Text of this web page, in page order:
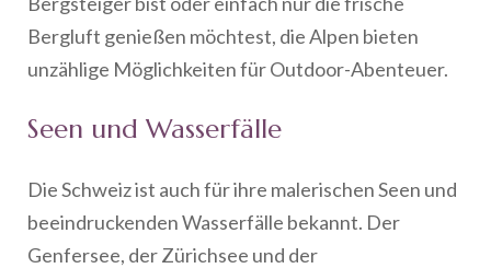
Bergluft genießen möchtest, die Alpen bieten
unzählige Möglichkeiten für Outdoor-Abenteuer.
Seen und Wasserfälle
Die Schweiz ist auch für ihre malerischen Seen und
beeindruckenden Wasserfälle bekannt. Der
Genfersee, der Zürichsee und der